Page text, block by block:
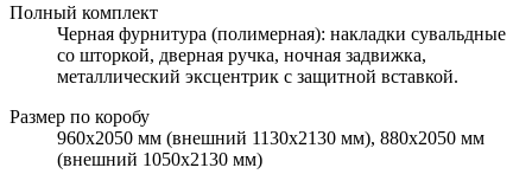
Полный комплект
Черная фурнитура (полимерная): накладки сувальдные
со шторкой, дверная ручка, ночная задвижка,
металлический эксцентрик с защитной вставкой.
Размер по коробу
960х2050 мм (внешний 1130х2130 мм), 880х2050 мм
(внешний 1050х2130 мм)